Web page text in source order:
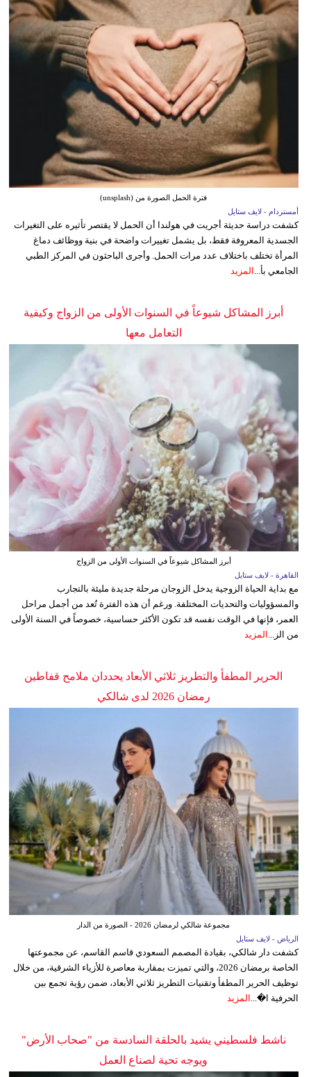
فترة الحمل الصورة من (unsplash)
أمستردام - لايف ستايل
كشفت دراسة حديثة أجريت في هولندا أن الحمل لا يقتصر تأثيره على التغيرات
الجسدية المعروفة فقط، بل يشمل تغييرات واضحة في بنية ووظائف دماغ
المرأة تختلف باختلاف عدد مرات الحمل. وأجرى الباحثون في المركز الطبي
الجامعي بأ... المزيد
أبرز المشاكل شيوعاً في السنوات الأولى من الزواج وكيفية
التعامل معها
أبرز المشاكل شيوعاً في السنوات الأولى من الزواج
القاهرة - لايف ستايل
مع بداية الحياة الزوجية يدخل الزوجان مرحلة جديدة مليئة بالتجارب
والمسؤوليات والتحديات المختلفة. ورغم أن هذه الفترة تُعد من أجمل مراحل
العمر، فإنها في الوقت نفسه قد تكون الأكثر حساسية، خصوصاً في السنة الأولى
من الز...
المزيد
الحرير المطفأ والتطريز ثلاثي الأبعاد يحددان ملامح قفاطين
رمضان 2026 لدى شالكي
مجموعة شالكي لرمضان 2026 - الصورة من الدار
الرياض - لايف ستايل
كشفت دار شالكي، بقيادة المصمم السعودي قاسم القاسم، عن مجموعتها
الخاصة برمضان 2026، والتي تميزت بمقاربة معاصرة للأزياء الشرقية، من خلال
توظيف الحرير المطفأ وتقنيات التطريز ثلاثي الأبعاد، ضمن رؤية تجمع بين
الحرفية ا�... المزيد
ناشط فلسطيني يشيد بالحلقة السادسة من "صحاب الأرض"
ويوجه تحية لصناع العمل